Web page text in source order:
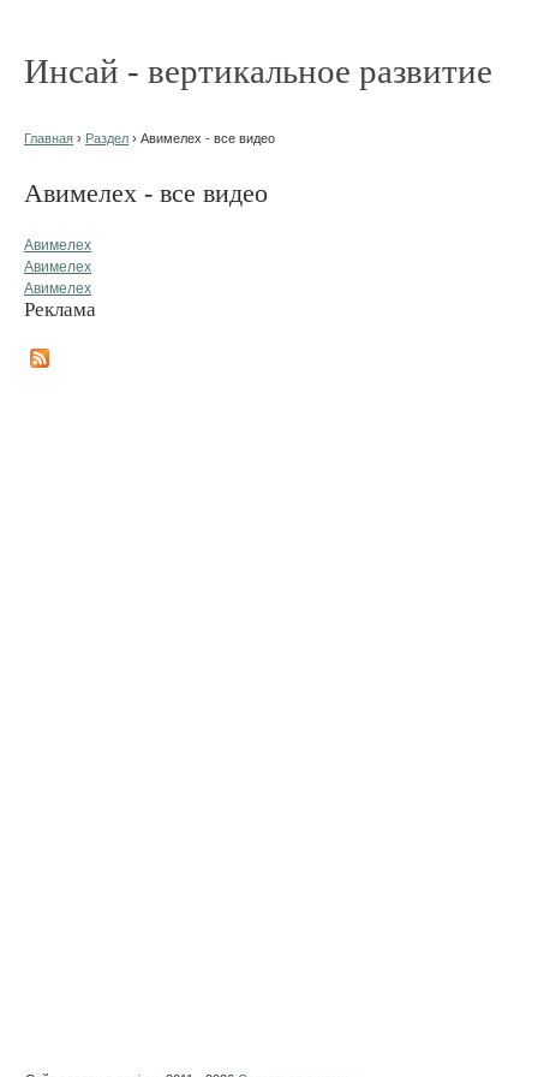
Инсай - вертикальное развитие
Главная › Раздел › Авимелех - все видео
Авимелех - все видео
Авимелех
Авимелех
Авимелех
Реклама